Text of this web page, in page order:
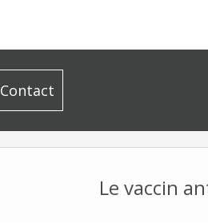
Contact
Le vaccin